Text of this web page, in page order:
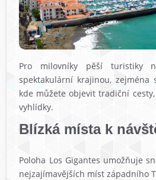
Pro milovníky pěší turistiky
spektakulární krajinou, zejména
kde můžete objevit tradiční
vyhlídky.
Blízká místa k
Poloha Los Gigantes umožňuje
nejzajímavějších míst západního